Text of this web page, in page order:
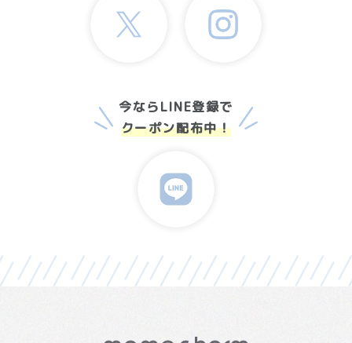
今ならLINE登録で
クーポン配布中！